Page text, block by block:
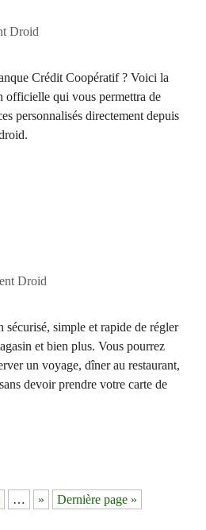
Droid
Crédit Coopératif ? Voici la
officielle qui vous permettra de
personnalisés directement depuis
Droid
sécurisé, simple et rapide de régler
et bien plus. Vous pourrez
un voyage, dîner au restaurant,
devoir prendre votre carte de
… » Dernière page »